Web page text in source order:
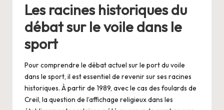
Les racines historiques du
débat sur le voile dans le
sport
Pour comprendre le débat actuel sur le port du voile
dans le sport, il est essentiel de revenir sur ses racines
historiques. À partir de 1989, avec le cas des foulards de
Creil, la question de l’affichage religieux dans les